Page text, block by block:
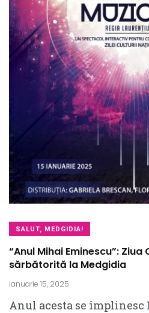
SALUT, MEDGIDIA!
“Anul Mihai Eminescu”:
sărbătorită la Medgidia
ianuarie 15, 2025
Anul acesta se împlinesc